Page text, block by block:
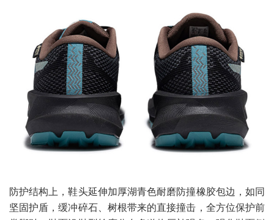
防护结构上，鞋头延伸加厚湖青色耐磨防撞橡胶包边，如同
坚固护盾，缓冲碎石、树根带来的直接撞击，全方位保护前